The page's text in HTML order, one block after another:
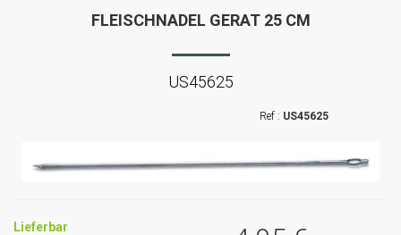
FLEISCHNADEL GERAT 25 CM
US45625
US45625
Lieferbar